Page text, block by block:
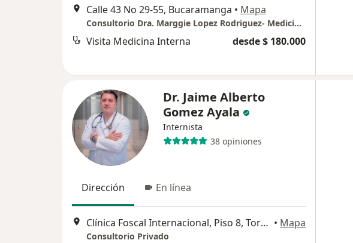
Calle 43 No 29-55, Bucaramanga • Mapa
Consultorio Dra. Marggie Lopez Rodriguez- Medicina interna
Visita Medicina Interna desde $ 180.000
Dr. Jaime Alberto
Gomez Ayala
Internista
38 opiniones
Dirección En línea
Clínica Foscal Internacional, Piso 8, Torre C, Consultorio 805, Floridablanca • Mapa
Consultorio Privado